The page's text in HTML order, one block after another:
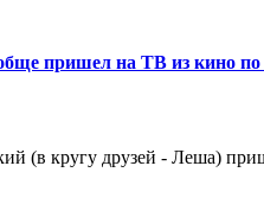
пришел на ТВ из кино по
(в кругу друзей - Леша)